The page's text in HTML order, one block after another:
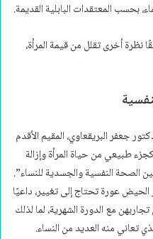
بحسب المعتقدات البابلية القديمة.
نظرة أخرى تقلل من قيمة المرأة،
جعفر البريقعاوي، المقيم الأقدم
طبيعي من حياة المرأة وإزالة
الصحة النفسية والجسدية للنساء”.
عورة تحتاج إلى تغيير، داعيًا
مع الدورة الشهرية، لما لذلك
تعاني منه العديد من النساء.